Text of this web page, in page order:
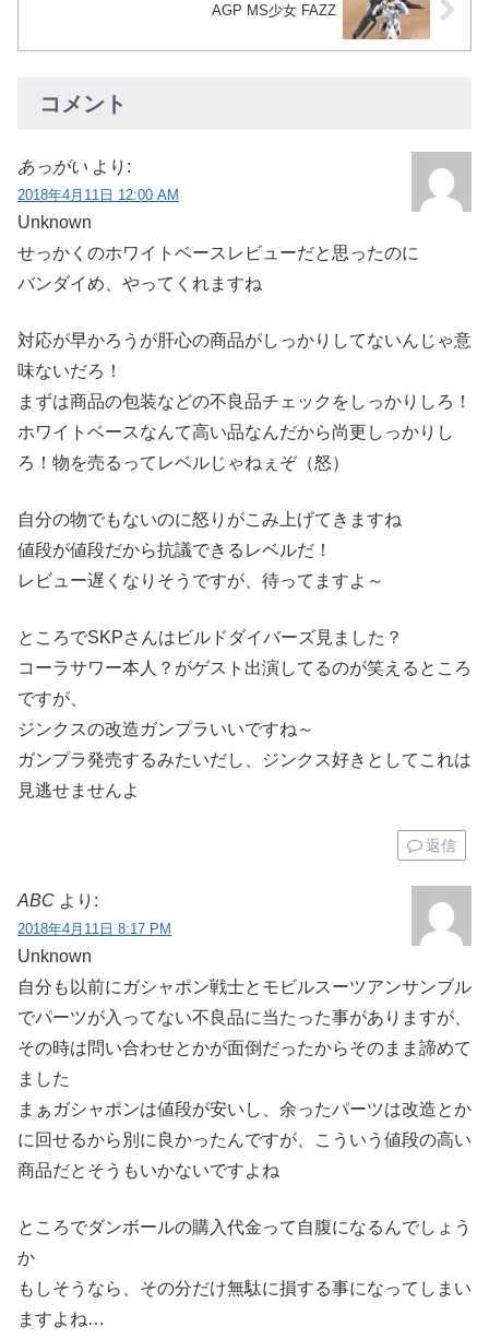
AGP MS少女 FAZZ
コメント
あっがい より:
2018年4月11日 12:00 AM
Unknown
せっかくのホワイトベースレビューだと思ったのに
バンダイめ、やってくれますね
対応が早かろうが肝心の商品がしっかりしてないんじゃ意
味ないだろ！
まずは商品の包装などの不良品チェックをしっかりしろ！
ホワイトベースなんて高い品なんだから尚更しっかりし
ろ！物を売るってレベルじゃねぇぞ（怒）
自分の物でもないのに怒りがこみ上げてきますね
値段が値段だから抗議できるレベルだ！
レビュー遅くなりそうですが、待ってますよ～
ところでSKPさんはビルドダイバーズ見ました？
コーラサワー本人？がゲスト出演してるのが笑えるところ
ですが、
ジンクスの改造ガンプラいいですね～
ガンプラ発売するみたいだし、ジンクス好きとしてこれは
見逃せませんよ
返信
ABC より:
2018年4月11日 8:17 PM
Unknown
自分も以前にガシャポン戦士とモビルスーツアンサンブル
でパーツが入ってない不良品に当たった事がありますが、
その時は問い合わせとかが面倒だったからそのまま諦めて
ました
まぁガシャポンは値段が安いし、余ったパーツは改造とか
に回せるから別に良かったんですが、こういう値段の高い
商品だとそうもいかないですよね
ところでダンボールの購入代金って自腹になるんでしょう
か
もしそうなら、その分だけ無駄に損する事になってしまい
ますよね…